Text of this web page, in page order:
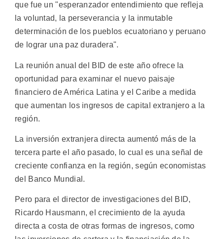
que fue un "esperanzador entendimiento que refleja
la voluntad, la perseverancia y la inmutable
determinación de los pueblos ecuatoriano y peruano
de lograr una paz duradera".
La reunión anual del BID de este año ofrece la
oportunidad para examinar el nuevo paisaje
financiero de América Latina y el Caribe a medida
que aumentan los ingresos de capital extranjero a la
región.
La inversión extranjera directa aumentó más de la
tercera parte el año pasado, lo cual es una señal de
creciente confianza en la región, según economistas
del Banco Mundial.
Pero para el director de investigaciones del BID,
Ricardo Hausmann, el crecimiento de la ayuda
directa a costa de otras formas de ingresos, como